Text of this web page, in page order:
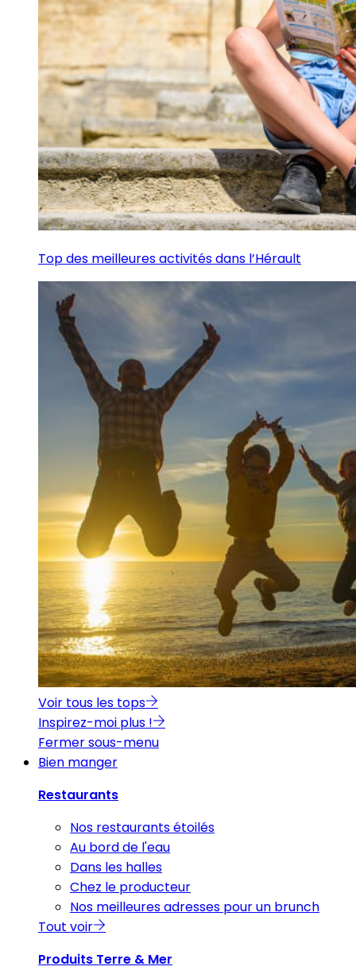
Top des meilleures activités dans l’Hérault
Voir tous les tops
Inspirez-moi plus !
Fermer sous-menu
Bien manger
Restaurants
Nos restaurants étoilés
Au bord de l'eau
Dans les halles
Chez le producteur
Nos meilleures adresses pour un brunch
Tout voir
Produits Terre & Mer